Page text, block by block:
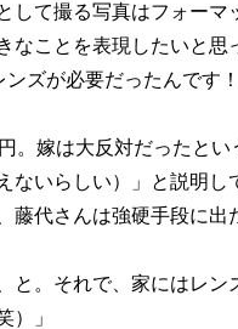
して撮る写真はフォー
なことを表現したいと
ズが必要だったんです！
。嫁は大反対だったと
ないらしい）」と説明
藤代さんは強硬手段に出
と。それで、家にはレ
）」